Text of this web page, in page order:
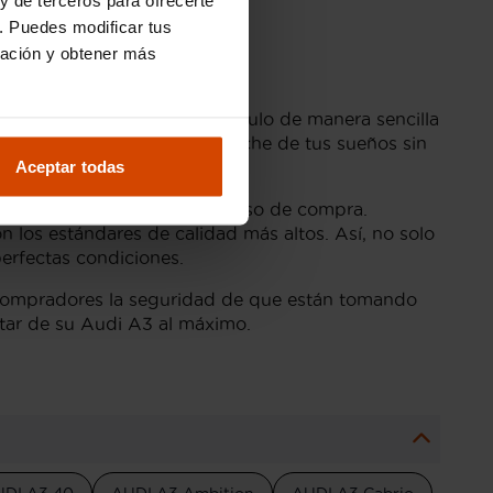
Puedes modificar tus
y obtener más
Aceptar todas
para financiar tu vehículo de manera sencilla
te permite adquirir el coche de tus sueños sin
durante todo el proceso de compra.
los estándares de calidad más altos. Así, no solo
condiciones.
la seguridad de que están tomando
de su Audi A3 al máximo.